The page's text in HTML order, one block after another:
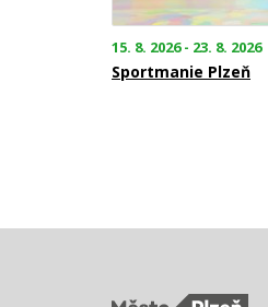
15. 8. 2026 - 23. 8. 2026
Sportmanie Plzeň